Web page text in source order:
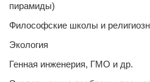
пирамиды)
Философские школы и
Экология
Генная инженерия, ГМО и др.